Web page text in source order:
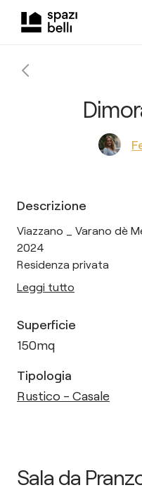
Descrizione
Viazzano _ Varano dè
2024
Residenza privata
Leggi tutto
Superficie
150mq
Tipologia
Rustico - Casale
Sala da